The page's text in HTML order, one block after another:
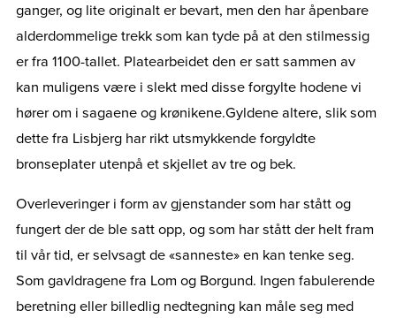
ganger, og lite originalt er bevart, men den har åpenbare
alderdommelige trekk som kan tyde på at den stilmessig
er fra 1100-tallet. Platearbeidet den er satt sammen av
kan muligens være i slekt med disse forgylte hodene vi
hører om i sagaene og krønikene.Gyldene altere, slik som
dette fra Lisbjerg har rikt utsmykkende forgyldte
bronseplater utenpå et skjellet av tre og bek.
Overleveringer i form av gjenstander som har stått og
fungert der de ble satt opp, og som har stått der helt fram
til vår tid, er selvsagt de «sanneste» en kan tenke seg.
Som gavldragene fra Lom og Borgund. Ingen fabulerende
beretning eller billedlig nedtegning kan måle seg med